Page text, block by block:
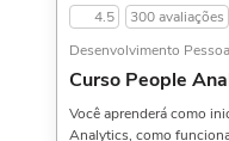
4.5 300 avaliações
Desenvolvimento
Curso People
Você aprenderá como
Analytics, como